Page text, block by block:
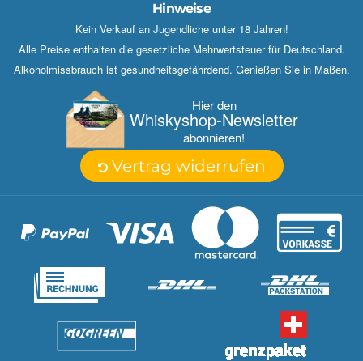
Hinweise
Kein Verkauf an Jugendliche unter 18 Jahren!
Alle Preise enthalten die gesetzliche Mehrwertsteuer für Deutschland.
Alkoholmissbrauch ist gesundheitsgefährdend. Genießen Sie in Maßen.
Hier den
Whisky­shop-Newsletter
abonnieren!
Vertrag widerrufen